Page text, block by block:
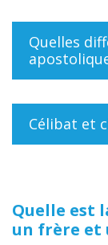
Quelles
Célibat et
Quelle est
un frère et